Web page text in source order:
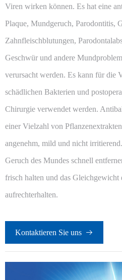
Viren wirken können. Es hat eine
Plaque, Mundgeruch, Parodontitis,
Zahnfleischblutungen,
Geschwür und andere
verursacht werden. Es kann für die
schädlichen Bakterien und
Chirurgie verwendet werden.
einer Vielzahl von
angenehm, mild und nicht
Geruch des Mundes schnell
frisch halten und das Gleichgewicht
aufrechterhalten.
Kontaktieren Sie uns 